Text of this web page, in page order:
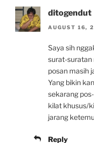
ditogendut
AUGUST 16,
Saya sih
surat-suratan
posan masih
Yang bikin
sekarang
kilat khusus/
jarang
Reply